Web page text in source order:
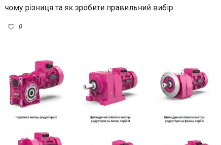
чому різниця та як зробити правильний вибір
0